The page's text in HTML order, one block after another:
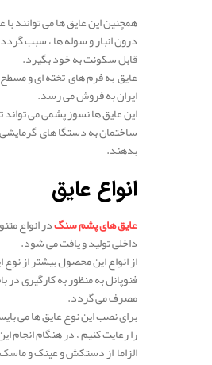
همچنین این عایق ها می توانند
درون انبار و سوله ها ، سبب گردد
قابل سکونت به خود بگیرد.
عایق به فرم های تخته ای و مسطح
ایران به فروش می رسد.
ساختمان به دستگا های
بدهند.
انواع عایق
عایق های پشم سنگدر انواع
داخلی تولید و یافت می شود.
از انواع این محصول بیشتر از نوع
فنوپانل به منظور به کارگیری در
مصرف می گردد.
برای نصب این نوع عایق ها می
را رعایت کنیم ، در هنگام انجام
الزاما از دستکش و عینک و